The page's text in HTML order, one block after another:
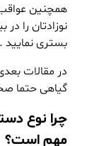
همچنین
نوزادتان را
بستری نمایید .
در مقالات
گیاهی حتما
چرا نوع
مهم است؟